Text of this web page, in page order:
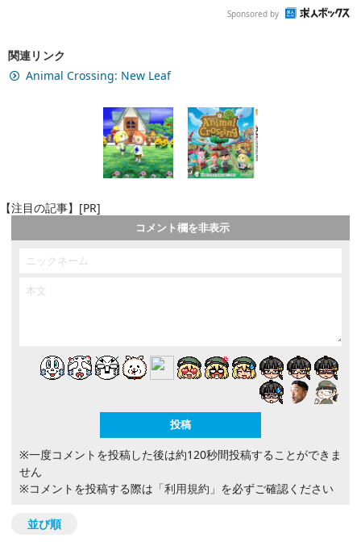
Sponsored by
関連リンク
Animal Crossing: New Leaf
【注目の記事】[PR]
コメント欄を非表示
※一度コメントを投稿した後は約120秒間投稿することができま
せん
※コメントを投稿する際は 「利用規約」 を必ずご確認ください
並び順